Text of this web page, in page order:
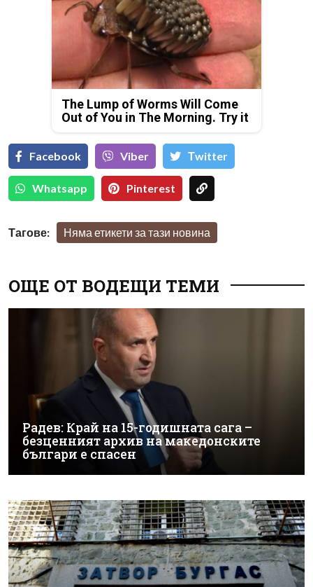
The Lump of Worms Will Come
Out of You in The Morning. Try it
Facebook Viber Тwitter
Whatsapp Pinterest
Тагове: Няма етикети за тази новина
ОЩЕ ОТ ВОДЕЩИ ТЕМИ
Радев: Край на 15-годишната сага –
безценният архив на македонските
българи е спасен